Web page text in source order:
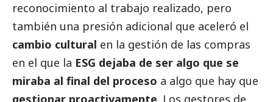
reconocimiento al trabajo realizado, pero
también una presión adicional que aceleró el
cambio cultural en la gestión de las compras
en el que la ESG dejaba de ser algo que se
miraba al final del proceso a algo que hay que
gestionar proactivamente. Los gestores de